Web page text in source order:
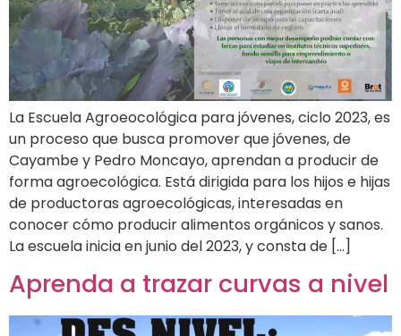
La Escuela Agroeocológica para jóvenes, ciclo 2023, es
un proceso que busca promover que jóvenes, de
Cayambe y Pedro Moncayo, aprendan a producir de
forma agroecológica. Está dirigida para los hijos e hijas
de productoras agroecológicas, interesadas en
conocer cómo producir alimentos orgánicos y sanos.
La escuela inicia en junio del 2023, y consta de […]
Aprenda a trazar curvas a nivel